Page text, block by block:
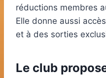
réductions membres
Elle donne aussi
et à des sorties
Le club